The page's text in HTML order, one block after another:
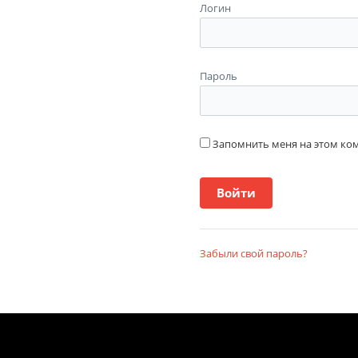
Логин
Пароль
Запомнить меня на этом
Забыли свой пароль?